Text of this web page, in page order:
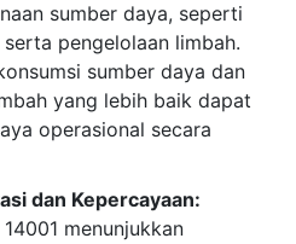
sumber daya, seperti
pengelolaan limbah.
sumber daya dan
yang lebih baik dapat
operasional secara
dan Kepercayaan:
menunjukkan